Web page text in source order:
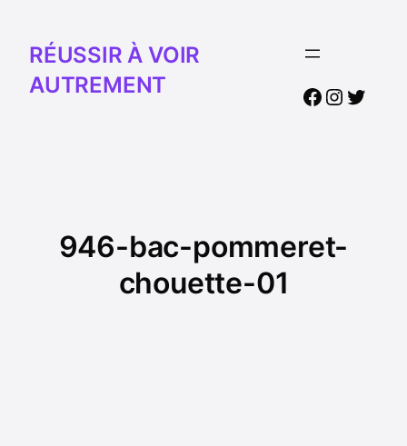
RÉUSSIR À VOIR
AUTREMENT
Facebook
946-bac-pommeret-
chouette-01